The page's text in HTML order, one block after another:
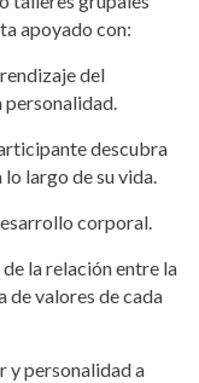
apoyado con:
del
personalidad.
descubra
largo de su vida.
corporal.
la relación entre la
de valores de cada
y personalidad a